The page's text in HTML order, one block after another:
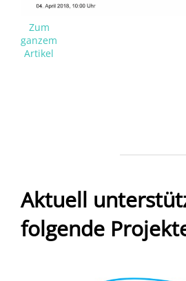
Zum
ganzem
Artikel
Aktuell
folgende